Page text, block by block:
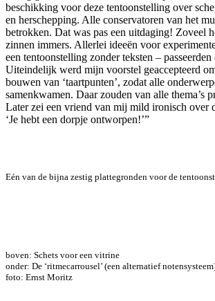
beschikking voor deze tentoonstelling over
en herschepping. Alle conservatoren van het
betrokken. Dat was pas een uitdaging! Zoveel
zinnen immers. Allerlei ideeën voor
een tentoonstelling zonder teksten – passeerden
Uiteindelijk werd mijn voorstel geaccepteerd
bouwen van ‘taartpunten’, zodat alle
samenkwamen. Daar zouden van alle thema’s
Later zei een vriend van mij mild ironisch over
‘Je hebt een dorpje ontworpen!’”
Eén van de bijna zestig plattegronden voor de
boven: Schets voor een vitrine
onder: De ‘ritmecarrousel’ (een alternatief
foto: Ernst Moritz